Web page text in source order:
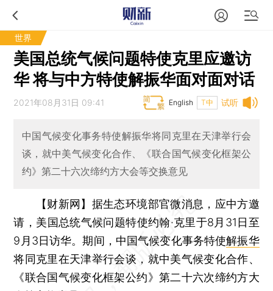
世界
美国总统气候问题特使克里应邀访
华 将与中方特使解振华面对面对话
试听
2021年08月31日 09:41 T中
English
中国气候变化事务特使解振华将同克里在天津举行会
谈，就中美气候变化合作、《联合国气候变化框架公
约》第二十六次缔约方大会等交换意见
【财新网】 据生态环境部官微消息，应中方邀
请，美国总统气候问题特使约翰·克里于8月31日至
9月3日访华。期间，中国气候变化事务特使解振华
将同克里在天津举行会谈，就中美气候变化合作、
《联合国气候变化框架公约》第二十六次缔约方大